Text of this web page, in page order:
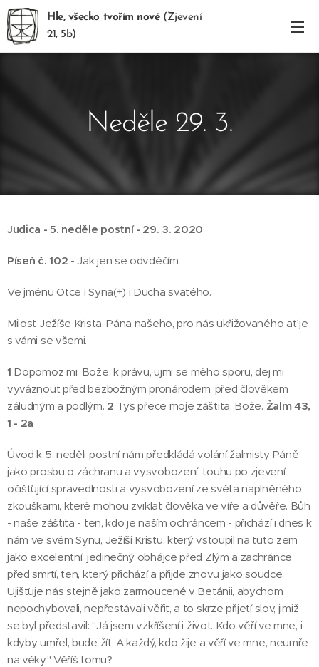
Hle, všecko tvořím nové(Zjevení
21, 5b)
Neděle 29. 3.
Judica - 5. neděle postní - 29. 3. 2020
Píseň č. 102 - Jak jen se odvděčím
Ve jménu Otce i Syna(+) i Ducha svatého.
Milost Ježíše Krista, Pána našeho, pro nás ukřižovaného ať je
s vámi se všemi.
1 Dopomoz mi, Bože, k právu, ujmi se mého sporu, dej mi
vyváznout před bezbožným pronárodem, před člověkem
záludným a podlým. 2 Tys přece moje záštita, Bože. Žalm 43,
1 - 2a
Úvod k 5. neděli postní nám předkládá volání žalmisty Páně
jako prosbu o záchranu a vysvobození, touhu po zjevení
očišťující spravedlnosti a vysvobození ze světa naplněného
zkouškami, které mohou zviklat člověka ve víře a důvěře. Bůh
- naše záštita - ten, kdo je naším ochráncem - přichází i dnes k
nám ve svém Synu, Ježíši Kristu, který vstoupil na tuto zem
jako excelentní, jedinečný obhájce před Zlým a zachránce
před smrtí, ten, který přichází a přijde znovu jako soudce.
Ujišťuje nás stejně jako zarmoucené v Betánii, abychom
nepochybovali, nepřestávali věřit, a to skrze přijetí slov, jimiž
se byl představil: "Já jsem vzkříšení i život. Kdo věří ve mne, i
kdyby umřel, bude žít. A každý, kdo žije a věří ve mne, neumře
na věky." Věříš tomu?